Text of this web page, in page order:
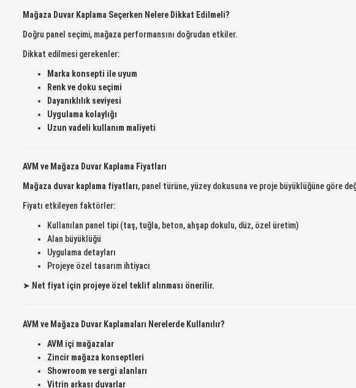
Mağaza Duvar Kaplama Seçerken Nelere Dikkat Edilmeli?
Doğru panel seçimi, mağaza performansını doğrudan etkiler.
Dikkat edilmesi gerekenler:
Marka konsepti ile uyum
Renk ve doku seçimi
Dayanıklılık seviyesi
Uygulama kolaylığı
Uzun vadeli kullanım maliyeti
AVM ve Mağaza Duvar Kaplama Fiyatları
Mağaza duvar kaplama fiyatları, panel türüne, yüzey dokusuna ve proje büyüklüğüne göre
Fiyatı etkileyen faktörler:
Kullanılan panel tipi (taş, tuğla, beton, ahşap dokulu, düz, özel üretim)
Alan büyüklüğü
Uygulama detayları
Projeye özel tasarım ihtiyacı
➤ Net fiyat için projeye özel teklif alınması önerilir.
AVM ve Mağaza Duvar Kaplamaları Nerelerde Kullanılır?
AVM içi mağazalar
Zincir mağaza konseptleri
Showroom ve sergi alanları
Vitrin arkası duvarlar